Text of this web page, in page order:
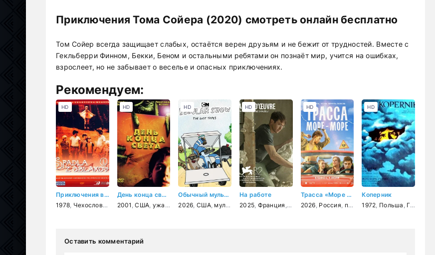
Приключения Тома Сойера (2020) смотреть онлайн бесплатно
Том Сойер всегда защищает слабых, остаётся верен друзьям и не бежит от трудностей. Вместе с
Гекльберри Финном, Бекки, Беном и остальными ребятами он познаёт мир, учится на ошибках,
взрослеет, но не забывает о веселье и опасных приключениях.
Рекомендуем:
Приключения в каникулы
1978 Чехословакия ,фантастика,семейный,фэнтези,комедия,приключения
HD
День конца света
2001 ,США ужасы фантастика
HD
Обычный мультик: Утерянные пленки
2026 США, мультфильм , фантастика , фэнтези ,боевик драма ,комедия,приключения
HD
На работе
2025 Франция драма,биография
HD
Трасса «Море - море»
2026 Россия приключения ,комедия
HD
Коперник
1972 Польша Германия (ГДР)
HD
Оставить комментарий